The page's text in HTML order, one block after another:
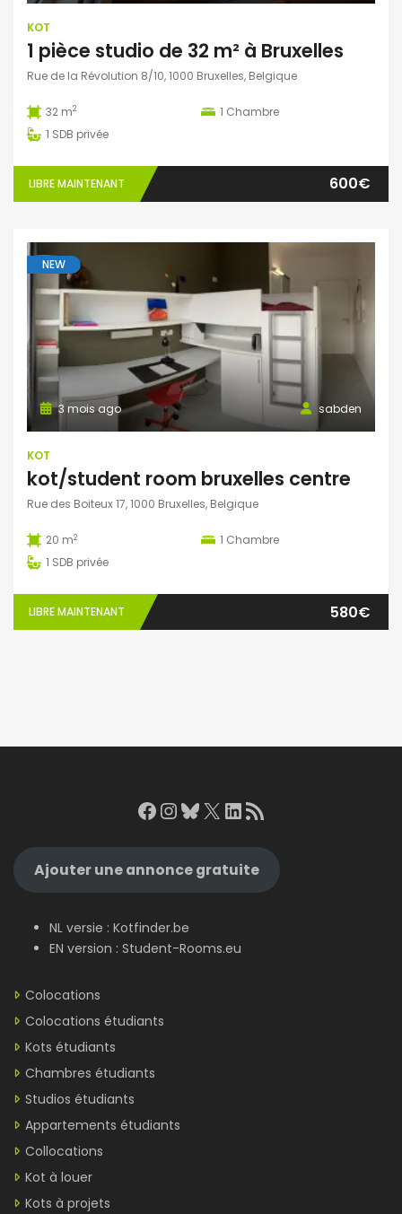
KOT
1 pièce studio de 32 m² à Bruxelles
Rue de la Révolution 8/10, 1000 Bruxelles, Belgique
32 m2 1 Chambre
1 SDB privée
LIBRE MAINTENANT 600€
NEW
sabden
3 mois ago
KOT
kot/student room bruxelles centre
Rue des Boiteux 17, 1000 Bruxelles, Belgique
20 m2 1 Chambre
1 SDB privée
LIBRE MAINTENANT 580€
Facebook
Instagram
Bluesky
X LinkedIn
RSS Feed
Ajouter une annonce gratuite
NL versie : Kotfinder.be
EN version : Student-Rooms.eu
Colocations
Colocations étudiants
Kots étudiants
Chambres étudiants
Studios étudiants
Appartements étudiants
Collocations
Kot à louer
Kots à projets